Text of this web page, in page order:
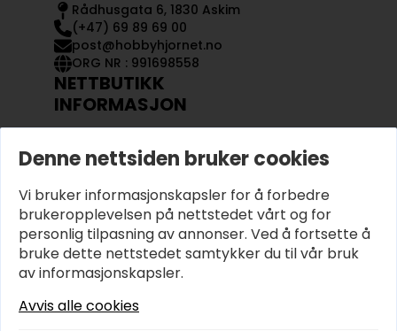
Rådhusgata 6, 1830 Askim
(+47) 69 89 69 00
post@hobbyhjornet.no
ORG NR : 991698558
NETTBUTIKK
INFORMASJON
OM OSS
KJØPSVILKÅR OG BETINGELSER
PERSONVERN
Denne nettsiden bruker cookies
Vi bruker informasjonskapsler for å forbedre
brukeropplevelsen på nettstedet vårt og for
personlig tilpasning av annonser. Ved å fortsette å
bruke dette nettstedet samtykker du til vår bruk
av informasjonskapsler.
Avvis alle cookies